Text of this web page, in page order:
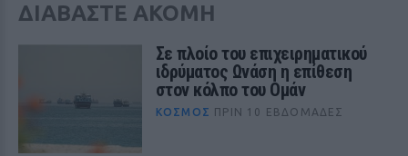
ΔΙΑΒΑΣΤΕ ΑΚΟΜΗ
Σε πλοίο του επιχειρηματικού
ιδρύματος Ωνάση η επίθεση
στον κόλπο του Ομάν
ΚΌΣΜΟΣ ΠΡΙΝ 10 ΕΒΔΟΜΆΔΕΣ